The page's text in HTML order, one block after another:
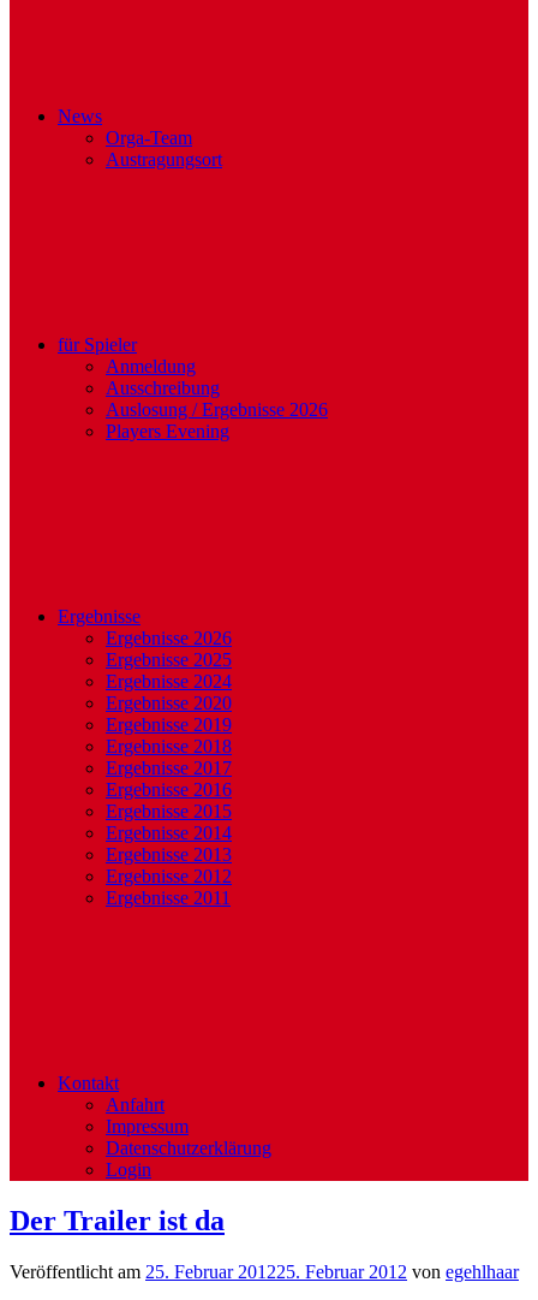
News
Orga-Team
Austragungsort
für Spieler
Anmeldung
Ausschreibung
Auslosung / Ergebnisse 2026
Players Evening
Ergebnisse
Ergebnisse 2026
Ergebnisse 2025
Ergebnisse 2024
Ergebnisse 2020
Ergebnisse 2019
Ergebnisse 2018
Ergebnisse 2017
Ergebnisse 2016
Ergebnisse 2015
Ergebnisse 2014
Ergebnisse 2013
Ergebnisse 2012
Ergebnisse 2011
Kontakt
Anfahrt
Impressum
Datenschutzerklärung
Login
Der Trailer ist da
Veröffentlicht am 25. Februar 201225. Februar 2012 von egehlhaar